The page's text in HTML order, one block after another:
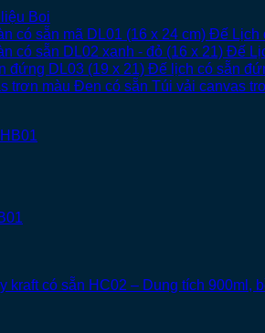
Boi
Đế Lịch
Đế
Đế lịch có sẵn
Túi vải canvas